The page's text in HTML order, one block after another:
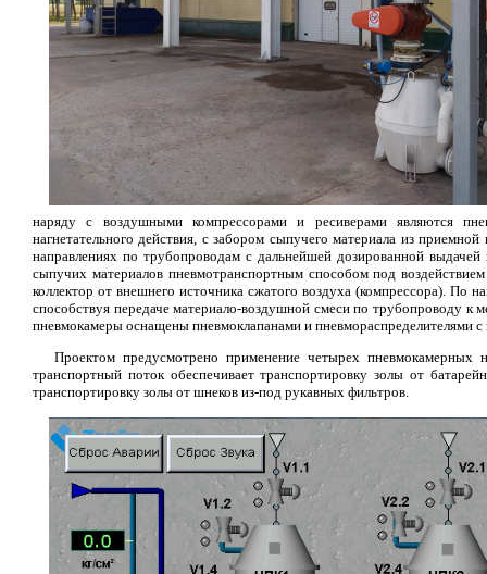
наряду с воздушными компрессорами и ресиверами являются
нагнетательного действия, с забором сыпучего материала из
направлениях по трубопроводам с дальнейшей дозированной
сыпучих материалов пневмотранспортным способом под
коллектор от внешнего источника сжатого воздуха (компрессора). По
способствуя передаче материало-воздушной смеси по трубопроводу к
пневмокамеры оснащены пневмоклапанами и пневмораспределителями с
Проектом предусмотрено применение четырех
транспортный поток обеспечивает транспортировку золы от
транспортировку золы от шнеков из-под рукавных фильтров.